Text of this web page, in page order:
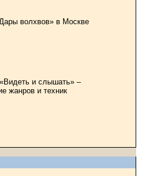
волхвов» в Москве
и слышать» –
жанров и техник